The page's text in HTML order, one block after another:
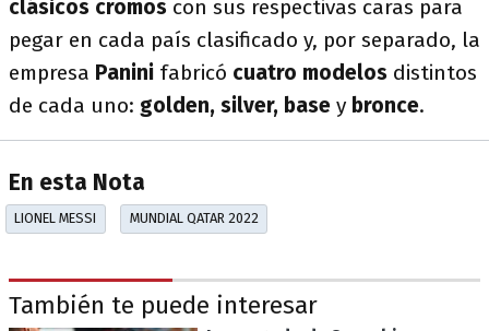
clásicos cromos con sus respectivas caras para
pegar en cada país clasificado y, por separado, la
empresa Panini fabricó cuatro modelos distintos
de cada uno: golden, silver, base y bronce.
En esta Nota
LIONEL MESSI MUNDIAL QATAR 2022
También te puede interesar